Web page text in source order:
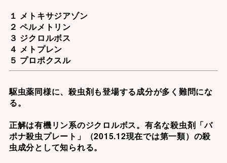
１ メトキサジアゾン
２ ペルメトリン
３ ジクロルボス
４ メトプレン
５ プロポクスル
駆虫薬同様に、殺虫剤も登場する成分が多く難問にな
る。
正解は有機リン系のジクロルボス。有名な殺虫剤「バ
ポナ殺虫プレート」（2015.12現在では第一類）の殺
虫成分として知られる。